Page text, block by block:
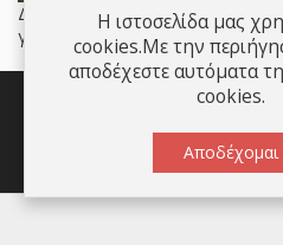
Διαθέσιμος χώρος για Flyup
για ένα έτος)
Η ιστοσελίδα μας
cookies.Με την
αποδέχεστε αυτόματα
cookies.
Αποδέχομαι